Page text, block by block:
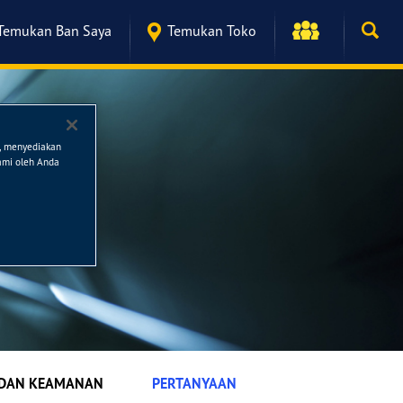
Ban Saya Temukan Toko
KEAMANAN PERTANYAAN
menyediakan
oleh Anda